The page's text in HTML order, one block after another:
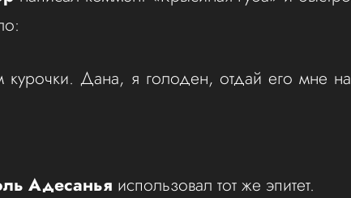
Дана, я голоден, отдай его мне на
Адесанья использовал тот же эпитет.